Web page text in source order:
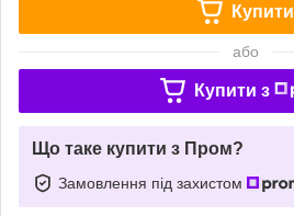
Купити
або
Купити з
Що таке купити з Пром?
Замовлення під захистом